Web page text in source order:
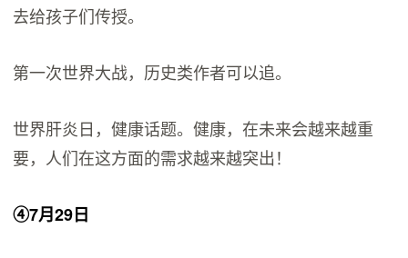
去给孩子们传授。
第一次世界大战，历史类作者可以追。
世界肝炎日，健康话题。健康，在未来会越来越重
要，人们在这方面的需求越来越突出！
④7月29日